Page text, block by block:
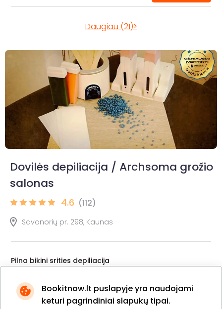
Bookitnow.lt puslapyje yra naudojami
keturi pagrindiniai slapukų tipai.
Daugiau (21)>
Dovilės depiliacija / Archsoma grožio
salonas
4.6 (112)
Savanorių pr. 298, Kaunas
Pilna bikini srities depiliacija
Laiko rezervavimas